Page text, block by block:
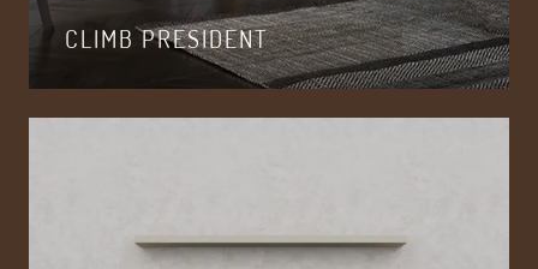
CLIMB PRESIDENT